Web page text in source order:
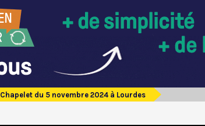
Chapelet du 5 novembre 2024 à Lourdes